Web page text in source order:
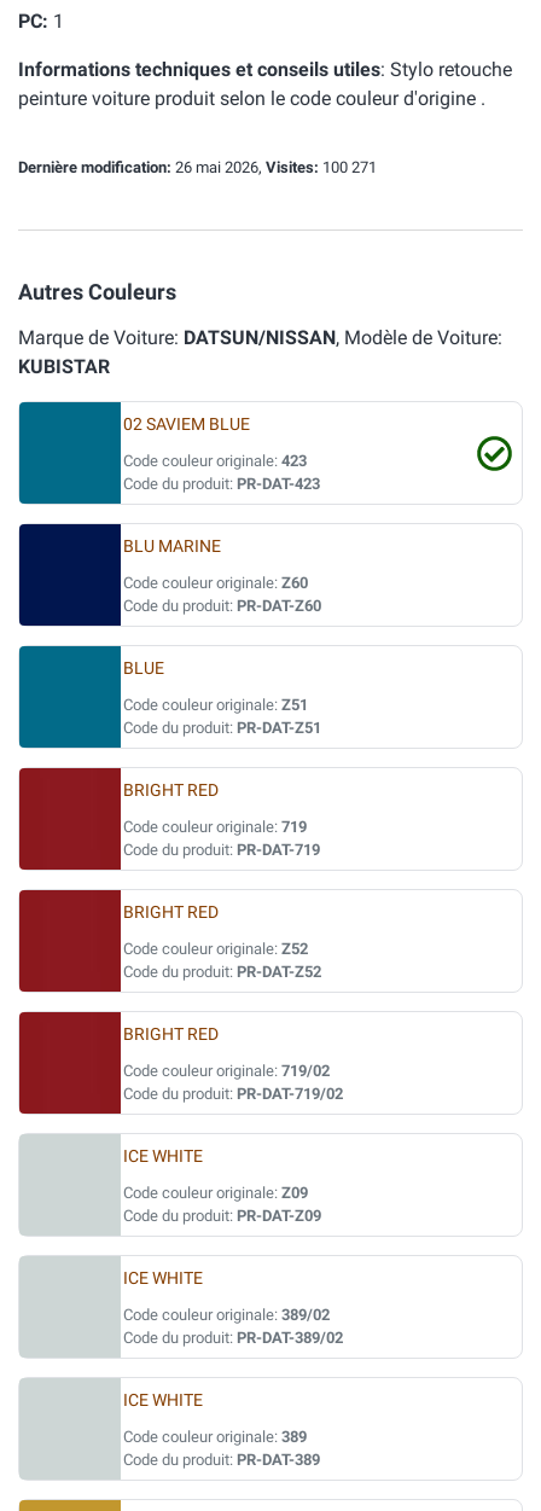
PC: 1
Informations techniques et conseils utiles: Stylo retouche
peinture voiture produit selon le code couleur d'origine .
Dernière modification: 26 mai 2026, Visites: 100 271
Autres Couleurs
Marque de Voiture: DATSUN/NISSAN, Modèle de Voiture:
KUBISTAR
02 SAVIEM BLUE
Code couleur originale: 423
Code du produit: PR-DAT-423
BLU MARINE
Code couleur originale: Z60
Code du produit: PR-DAT-Z60
BLUE
Code couleur originale: Z51
Code du produit: PR-DAT-Z51
BRIGHT RED
Code couleur originale: 719
Code du produit: PR-DAT-719
BRIGHT RED
Code couleur originale: Z52
Code du produit: PR-DAT-Z52
BRIGHT RED
Code couleur originale: 719/02
Code du produit: PR-DAT-719/02
ICE WHITE
Code couleur originale: Z09
Code du produit: PR-DAT-Z09
ICE WHITE
Code couleur originale: 389/02
Code du produit: PR-DAT-389/02
ICE WHITE
Code couleur originale: 389
Code du produit: PR-DAT-389